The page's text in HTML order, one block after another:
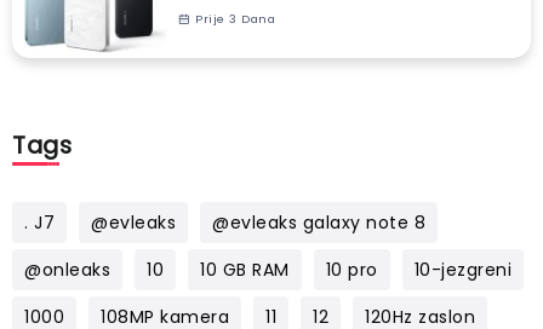
Prije 3 Dana
Tags
. J7 @evleaks
@evleaks galaxy note 8
@onleaks
10 10 GB RAM 10 pro
10-jezgreni
1000
108MP kamera 11 12
120Hz zaslon